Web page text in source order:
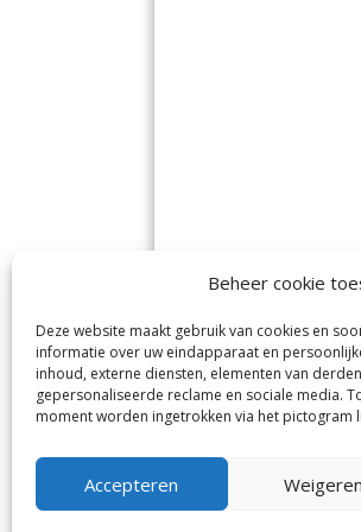
Beheer cookie
Deze website maakt gebruik van cookies en
informatie over uw eindapparaat en
inhoud, externe diensten, elementen van
gepersonaliseerde reclame en sociale media.
moment worden ingetrokken via het pictogram
Accepteren Weigeren
De Nieuwe Meerbode
Visserstraat 10
1431 GJ Aalsmeer
0297-341900
info@meerbode.nl